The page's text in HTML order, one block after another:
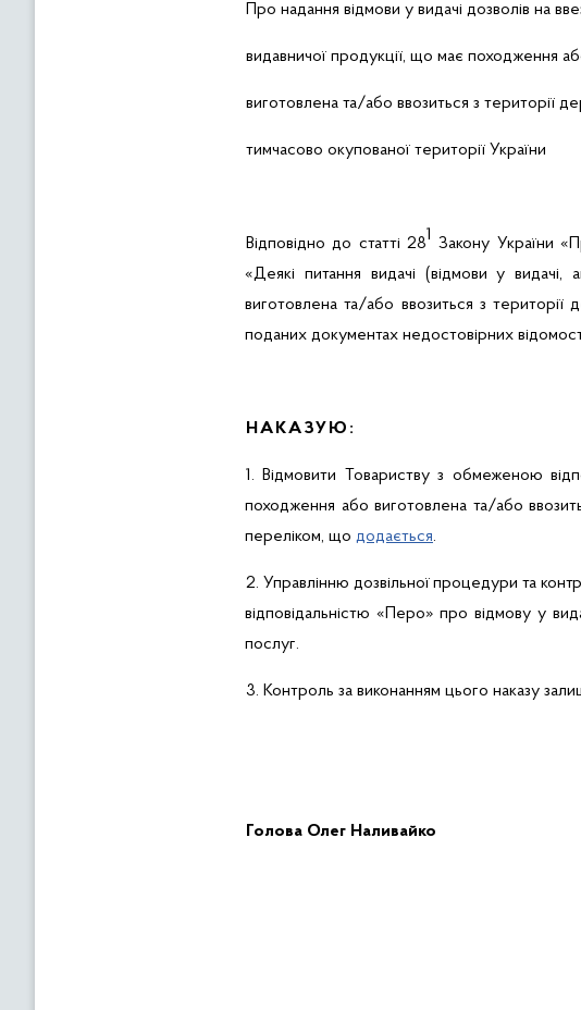
Про надання відмови у видачі дозволів на
видавничої продукції, що має походження
виготовлена та/або ввозиться з території
тимчасово окупованої території України
Відповідно до статті 281 Закону України
«Деякі питання видачі (відмови у
виготовлена та/або ввозиться з території
поданих документах недостовірних
НАКАЗУЮ:
1. Відмовити Товариству з обмеженою
походження або виготовлена та/або
переліком, що додається.
2. Управліннюдозвільної процедури та
відповідальністю «Перо» про відмову у
послуг.
3. Контроль за виконанням цього наказу
Голова Олег Наливайко